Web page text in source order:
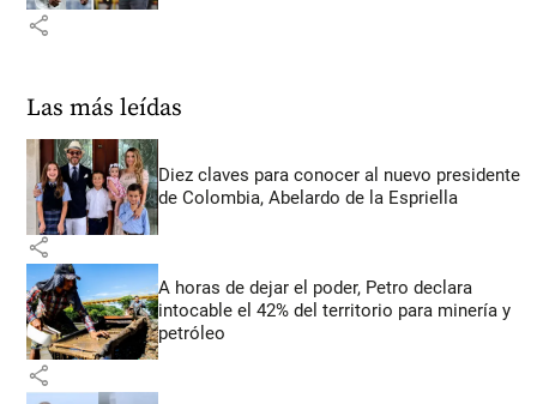
share
Las más leídas
Diez claves para conocer al nuevo presidente
de Colombia, Abelardo de la Espriella
share
A horas de dejar el poder, Petro declara
intocable el 42% del territorio para minería y
petróleo
share